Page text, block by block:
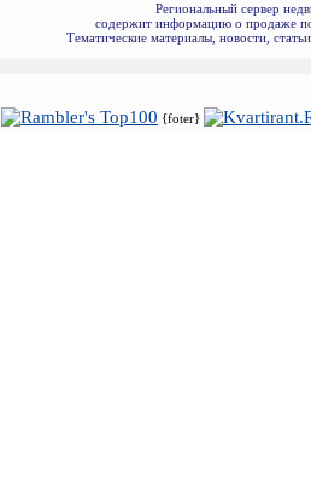
Региональный сервер
содержит информацию о продаже
Тематические материалы, новости,
{foter}